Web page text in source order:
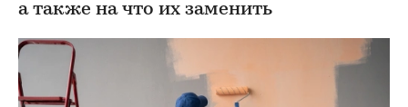
а также на что их заменить